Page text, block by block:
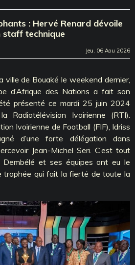
: Hervé Renard dévoile
staff technique
Jeu, 06 Aou 2026
ville de Bouaké le weekend dernier,
d’Afrique des Nations a fait son
présenté ce mardi 25 juin 2024
Radiotélévision Ivoirienne (RTI).
Ivoirienne de Football (FIF), Idriss
d’une forte délégation dans
Jean-Michel Seri. C’est tout
Dembélé et ses équipes ont eu le
trophée qui fait la fierté de toute la